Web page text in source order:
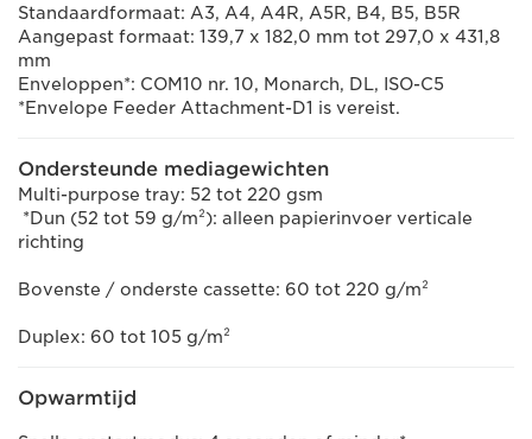
Standaardformaat: A3, A4, A4R, A5R, B4, B5, B5R
Aangepast formaat: 139,7 x 182,0 mm tot 297,0 x 431,8
mm
Enveloppen*: COM10 nr. 10, Monarch, DL, ISO-C5
*Envelope Feeder Attachment-D1 is vereist.
Ondersteunde mediagewichten
Multi-purpose tray: 52 tot 220 gsm
*Dun (52 tot 59 g/m²): alleen papierinvoer verticale
richting
Bovenste / onderste cassette: 60 tot 220 g/m²
Duplex: 60 tot 105 g/m²
Opwarmtijd